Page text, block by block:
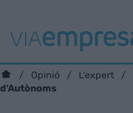
Opinió L'expert
d’Autònoms